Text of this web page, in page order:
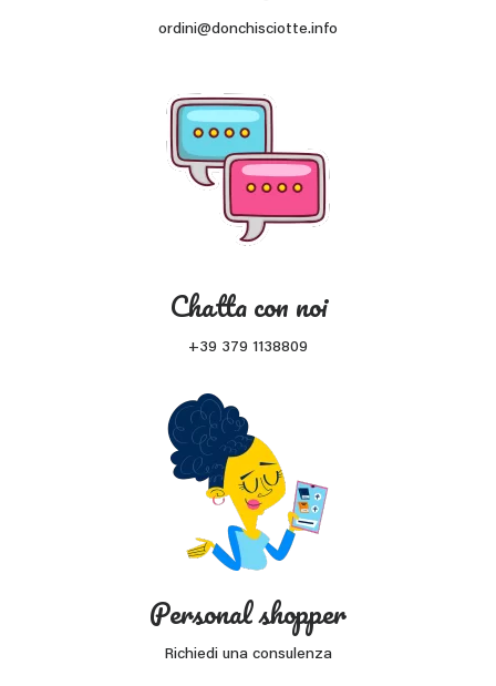
ordini@donchisciotte.info
Chatta con noi
+39 379 1138809
Personal shopper
Richiedi una consulenza